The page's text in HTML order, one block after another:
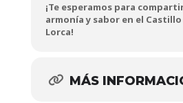
¡Te esperamos para
armonía y sabor en el
Lorca!
MÁS